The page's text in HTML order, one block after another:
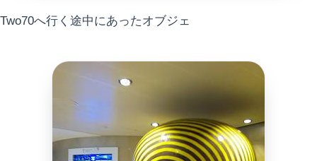
Two70へ行く途中にあったオブジェ